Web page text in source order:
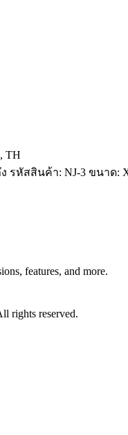
TH
รหัสสินค้า: NJ-3 ขนาด:
features, and more.
rights reserved.